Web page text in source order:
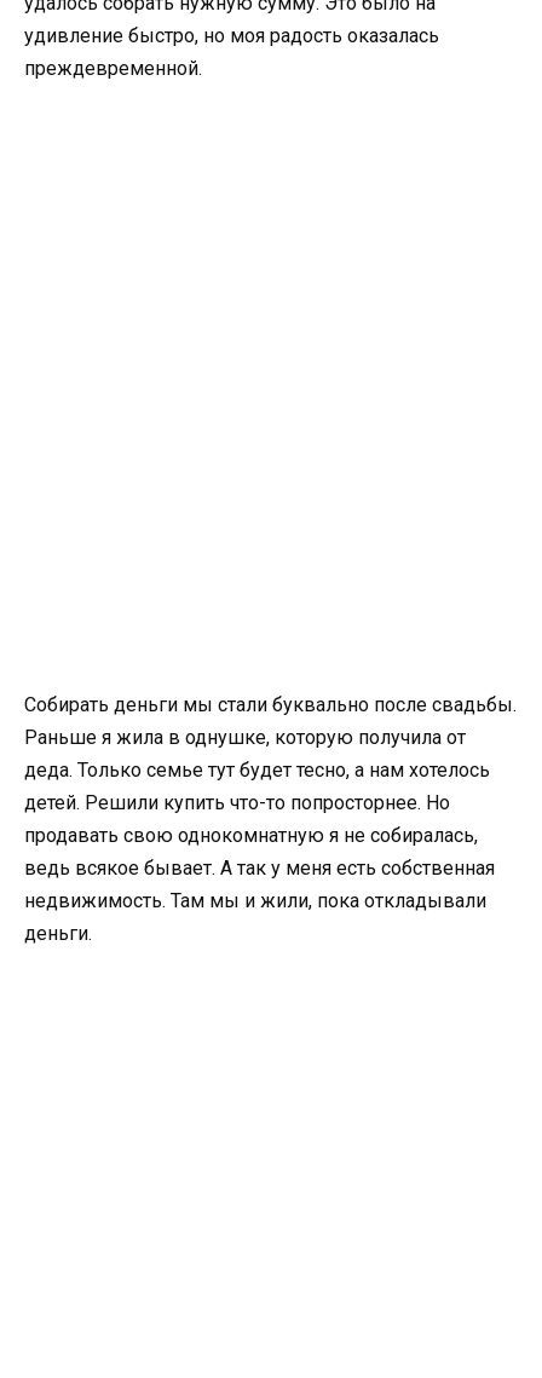
удивление быстро, но моя радость оказалась
преждевременной.
Собирать деньги мы стали буквально после свадьбы.
Раньше я жила в однушке, которую получила от
деда. Только семье тут будет тесно, а нам хотелось
детей. Решили купить что-то попросторнее. Но
продавать свою однокомнатную я не собиралась,
ведь всякое бывает. А так у меня есть собственная
недвижимость. Там мы и жили, пока откладывали
деньги.